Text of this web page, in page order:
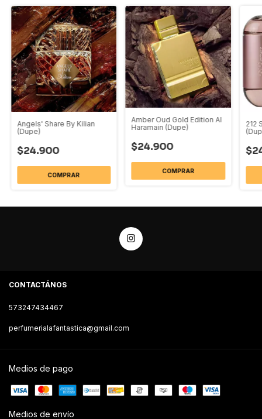
Angels' Share By Kilian
(Dupe)
$24.900
COMPRAR
Amber Oud Gold Edition Al
Haramain (Dupe)
$24.900
COMPRAR
212
CONTACTÁNOS
573247434467
perfumerialafantastica@gmail.com
Medios de pago
Medios de envío